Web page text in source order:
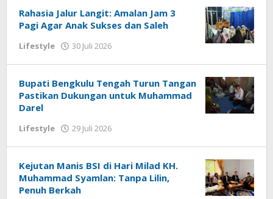
Rahasia Jalur Langit: Amalan Jam 3
Pagi Agar Anak Sukses dan Saleh
Lifestyle 30 Juli 2026
Bupati Bengkulu Tengah Turun Tangan
Pastikan Dukungan untuk Muhammad
Darel
Lifestyle 29 Juli 2026
Kejutan Manis BSI di Hari Milad KH.
Muhammad Syamlan: Tanpa Lilin,
Penuh Berkah